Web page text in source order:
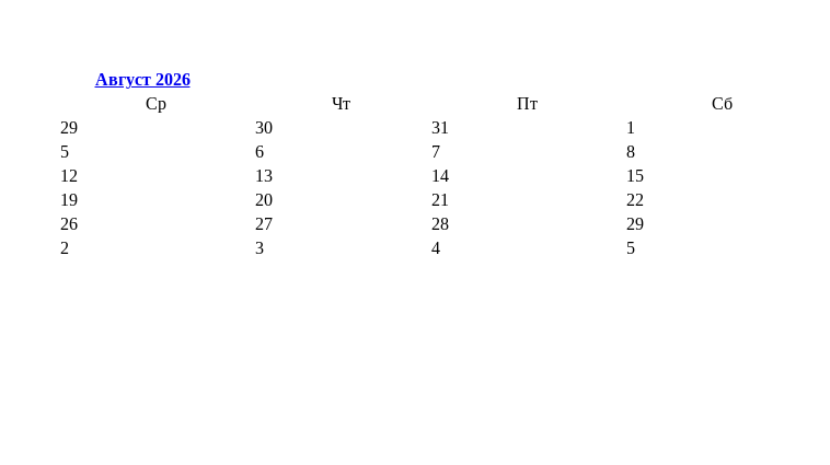
Август 2026
Ср Чт Пт
Сб
29 30 31
1
5 6 7
8
12 13 14
15
19 20 21
22
26 27 28
29
2 3 4
5